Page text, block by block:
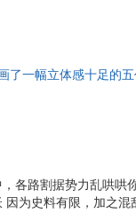
了一幅立体感十足的
各路割据势力乱哄哄
为史料有限，加之混